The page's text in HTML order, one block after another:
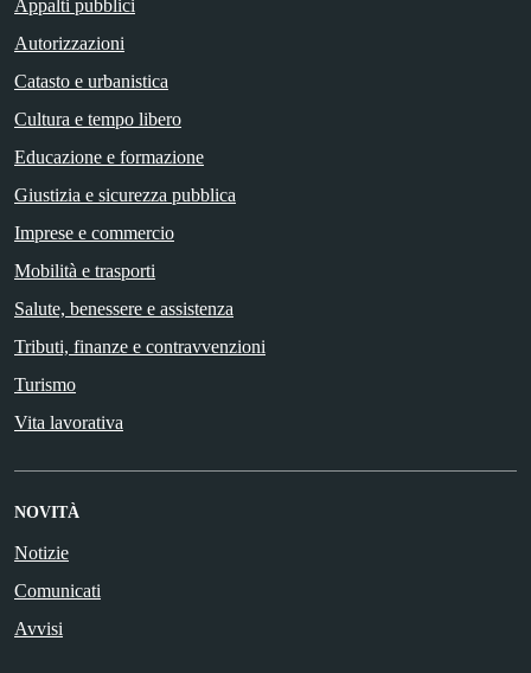
Appalti pubblici
Autorizzazioni
Catasto e urbanistica
Cultura e tempo libero
Educazione e formazione
Giustizia e sicurezza pubblica
Imprese e commercio
Mobilità e trasporti
Salute, benessere e assistenza
Tributi, finanze e contravvenzioni
Turismo
Vita lavorativa
NOVITÀ
Notizie
Comunicati
Avvisi